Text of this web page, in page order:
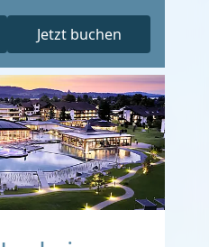
Jetzt buchen